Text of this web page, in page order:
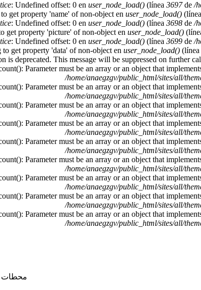
: Undefined offset: 0 en user_node_load()(línea 3697de /
get property 'name' of non-object en user_node_load()(línea
: Undefined offset: 0 en user_node_load()(línea 3698de /
get property 'picture' of non-object en user_node_load()
: Undefined offset: 0 en user_node_load()(línea 3699de /
get property 'data' of non-object en user_node_load()(línea
is deprecated. This message will be suppressed on further
Parameter must be an array or an object that
/home/anaegzgv/public_html/sites/all/
Parameter must be an array or an object that
/home/anaegzgv/public_html/sites/all/
Parameter must be an array or an object that
/home/anaegzgv/public_html/sites/all/
Parameter must be an array or an object that
/home/anaegzgv/public_html/sites/all/
Parameter must be an array or an object that
/home/anaegzgv/public_html/sites/all/
Parameter must be an array or an object that
/home/anaegzgv/public_html/sites/all/
Parameter must be an array or an object that
/home/anaegzgv/public_html/sites/all/
Parameter must be an array or an object that
/home/anaegzgv/public_html/sites/all/
Parameter must be an array or an object that
/home/anaegzgv/public_html/sites/all/